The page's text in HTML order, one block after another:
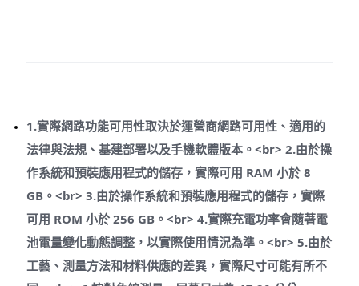
1.實際網路功能可用性取決於運營商網路可用性、適用的
法律與法規、基建部署以及手機軟體版本。<br> 2.由於操
作系統和預裝應用程式的儲存，實際可用 RAM 小於 8
GB。<br> 3.由於操作系統和預裝應用程式的儲存，實際
可用 ROM 小於 256 GB。<br> 4.實際充電功率會隨著電
池電量變化動態調整，以實際使用情況為準。<br> 5.由於
工藝、測量方法和材料供應的差異，實際尺寸可能有所不